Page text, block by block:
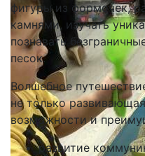
фигуры из формочек,
камнями, изучать
познавать
песок.
Волшебное
не только
возможности и
развитие